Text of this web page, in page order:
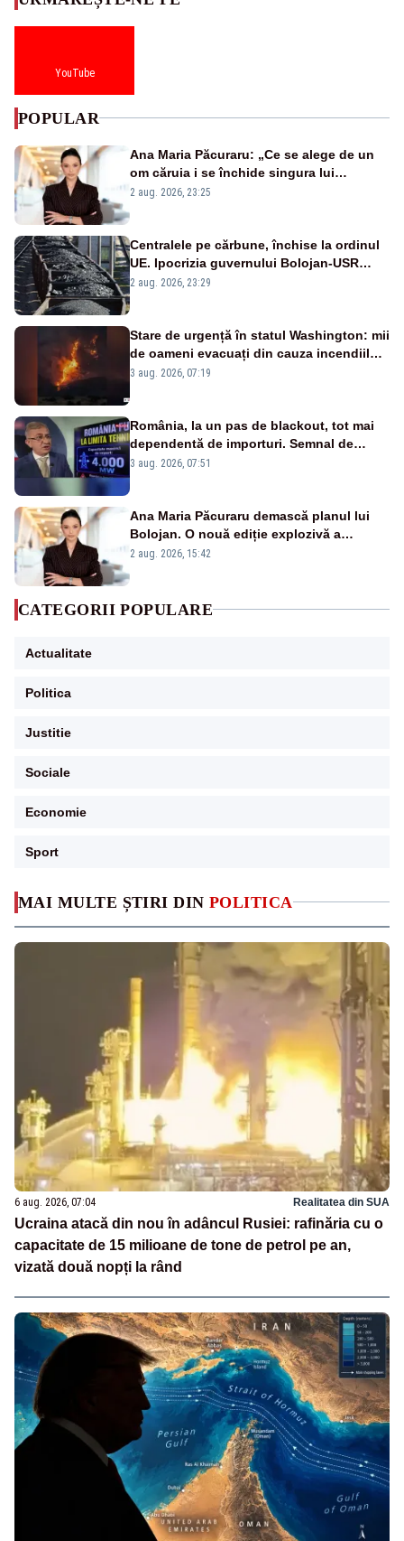
MAI MULTE ȘTIRI DIN POLITICA
6 aug. 2026, 07:04 Realitatea din SUA
Ucraina atacă din nou în adâncul Rusiei: rafinăria cu o
capacitate de 15 milioane de tone de petrol pe an,
vizată două nopți la rând
YouTube
POPULAR
Ana Maria Păcuraru: „Ce se alege de un
om căruia i se închide singura lui
portiță?”
2 aug. 2026, 23:25
Centralele pe cărbune, închise la ordinul
UE. Ipocrizia guvernului Bolojan-USR
după starea de alertă
2 aug. 2026, 23:29
Stare de urgență în statul Washington: mii
de oameni evacuați din cauza incendiilor
puternice de vegetație
3 aug. 2026, 07:19
România, la un pas de blackout, tot mai
dependentă de importuri. Semnal de
alarmă tras de un expert în energie
3 aug. 2026, 07:51
Ana Maria Păcuraru demască planul lui
Bolojan. O nouă ediție explozivă a
emisiunii „Miza Zilei” la Realitatea PLUS
2 aug. 2026, 15:42
CATEGORII POPULARE
Actualitate
Politica
Justitie
Sociale
Economie
Sport